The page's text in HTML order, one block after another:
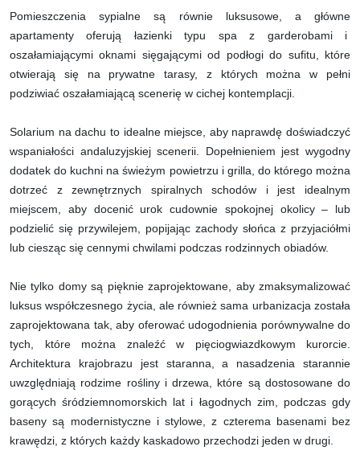
Pomieszczenia sypialne są równie luksusowe, a główne
apartamenty oferują łazienki typu spa z garderobami i
oszałamiającymi oknami sięgającymi od podłogi do sufitu, które
otwierają się na prywatne tarasy, z których można w pełni
podziwiać oszałamiającą scenerię w cichej kontemplacji.
Solarium na dachu to idealne miejsce, aby naprawdę doświadczyć
wspaniałości andaluzyjskiej scenerii. Dopełnieniem jest wygodny
dodatek do kuchni na świeżym powietrzu i grilla, do którego można
dotrzeć z zewnętrznych spiralnych schodów i jest idealnym
miejscem, aby docenić urok cudownie spokojnej okolicy – lub
podzielić się przywilejem, popijając zachody słońca z przyjaciółmi
lub ciesząc się cennymi chwilami podczas rodzinnych obiadów.
Nie tylko domy są pięknie zaprojektowane, aby zmaksymalizować
luksus współczesnego życia, ale również sama urbanizacja została
zaprojektowana tak, aby oferować udogodnienia porównywalne do
tych, które można znaleźć w pięciogwiazdkowym kurorcie.
Architektura krajobrazu jest staranna, a nasadzenia starannie
uwzględniają rodzime rośliny i drzewa, które są dostosowane do
gorących śródziemnomorskich lat i łagodnych zim, podczas gdy
baseny są modernistyczne i stylowe, z czterema basenami bez
krawędzi, z których każdy kaskadowo przechodzi jeden w drugi.